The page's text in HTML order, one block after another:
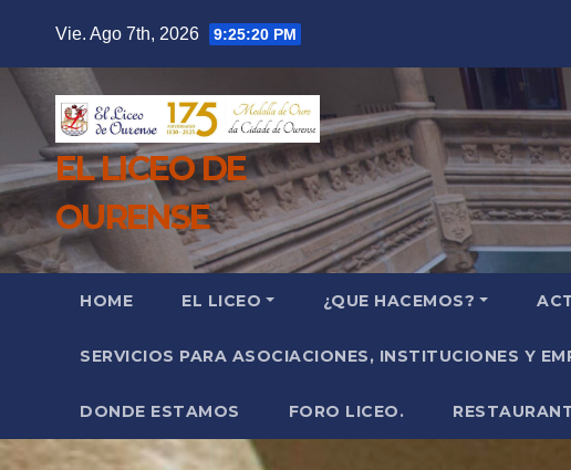
contenido
Vie. Ago 7th, 2026 9:25:22 PM
EL LICEO DE
OURENSE
HOME EL LICEO ¿QUE HACEMOS?
SERVICIOS PARA ASOCIACIONES, INSTITUCIONES Y
DONDE ESTAMOS FORO LICEO.